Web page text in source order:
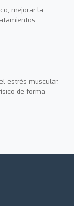
mejorar la
estrés muscular,
de forma